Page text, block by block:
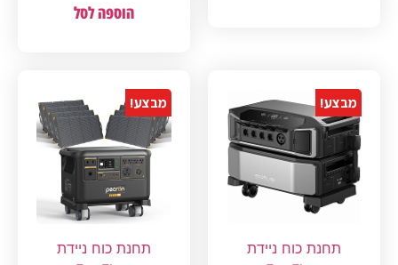
הוספה לסל
מבצע!
תחנת כוח ניידת
מבצע!
תחנת כוח ניידת